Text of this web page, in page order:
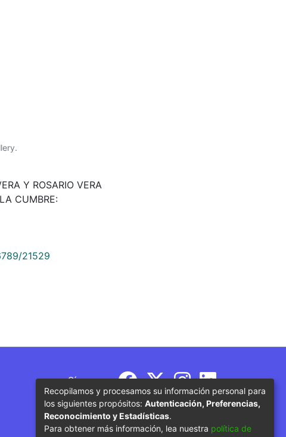
Y ROSARIO VERA
CUMBRE:
21529
Síguenos
Recopilamos y procesamos su información personal para
los siguientes propósitos: Autenticación, Preferencias,
Reconocimiento y Estadísticas.
Para obtener más información, lea nuestra política de